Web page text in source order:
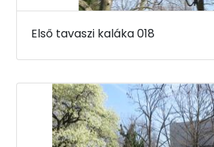
Első tavaszi kaláka 018